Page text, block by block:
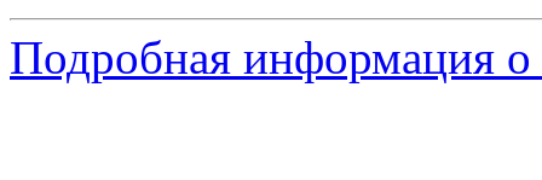
Подробная информация о